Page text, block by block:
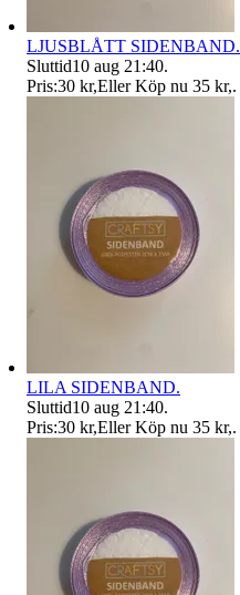
LJUSBLÅTT SIDENBAND.
Sluttid10 aug 21:40.
Pris:30 kr,Eller Köp nu 35 kr,.
LILA SIDENBAND.
Sluttid10 aug 21:40.
Pris:30 kr,Eller Köp nu 35 kr,.